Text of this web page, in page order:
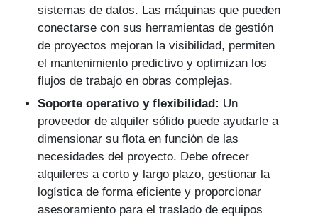
sistemas de datos. Las máquinas que pueden
conectarse con sus herramientas de gestión
de proyectos mejoran la visibilidad, permiten
el mantenimiento predictivo y optimizan los
flujos de trabajo en obras complejas.
Soporte operativo y flexibilidad: Un
proveedor de alquiler sólido puede ayudarle a
dimensionar su flota en función de las
necesidades del proyecto. Debe ofrecer
alquileres a corto y largo plazo, gestionar la
logística de forma eficiente y proporcionar
asesoramiento para el traslado de equipos